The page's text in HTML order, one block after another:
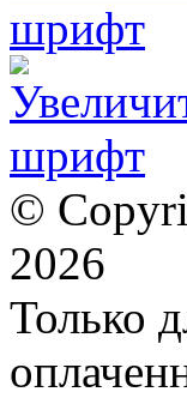
©
2026
Только